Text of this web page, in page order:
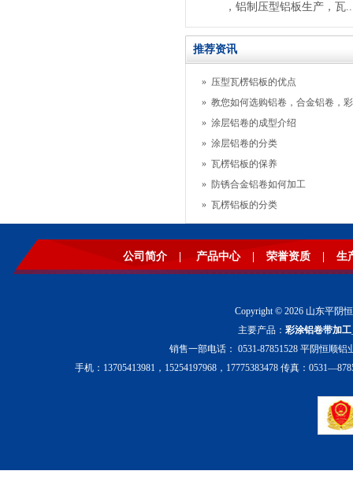
，铝制压型铝板生产，瓦..
推荐资讯
» 压型瓦楞铝板的优点
» 教您如何选购铝卷，合金铝卷，
» 涂层铝卷的成型介绍
» 涂层铝卷的分类
» 瓦楞铝板的保养
» 防锈合金铝卷如何加工
» 瓦楞铝板的分类
公司简介 产品中心 荣誉资质 生
Copyright © 2026 山东平阴
主要产品：彩涂铝卷带加工
销售一部电话： 0531-87851528 平阴恒顺
手机：13705413981，15254197968，17775383478 传真：